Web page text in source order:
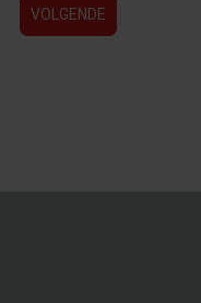
VOLGENDE